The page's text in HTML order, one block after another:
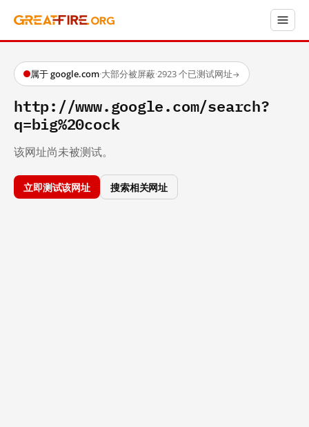
属于 google.com·大部分被屏蔽·2923 个已测试网址→
http://www.google.com/search?
q=big%20cock
该网址尚未被测试。
立即测试该网址 搜索相关网址